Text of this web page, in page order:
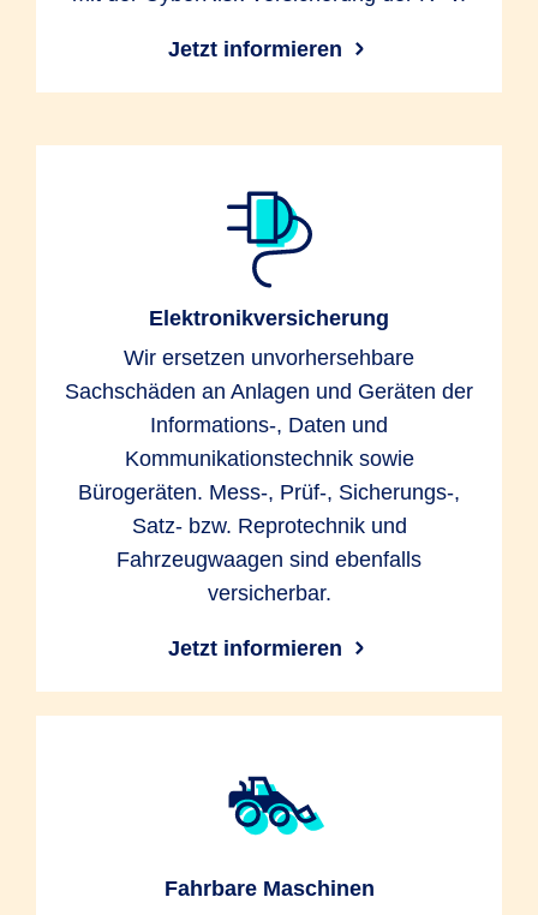
Jetzt informieren
Elektronikversicherung
Wir ersetzen unvorhersehbare
Sachschäden an Anlagen und Geräten der
Informations-, Daten und
Kommunikationstechnik sowie
Bürogeräten. Mess-, Prüf-, Sicherungs-,
Satz- bzw. Reprotechnik und
Fahrzeugwaagen sind ebenfalls
versicherbar.
Jetzt informieren
Fahrbare Maschinen